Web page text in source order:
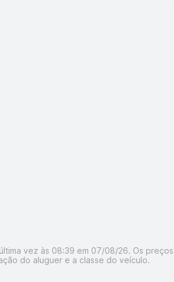
vez às 08:39 em 07/08/26. Os
do aluguer e a classe do veículo.